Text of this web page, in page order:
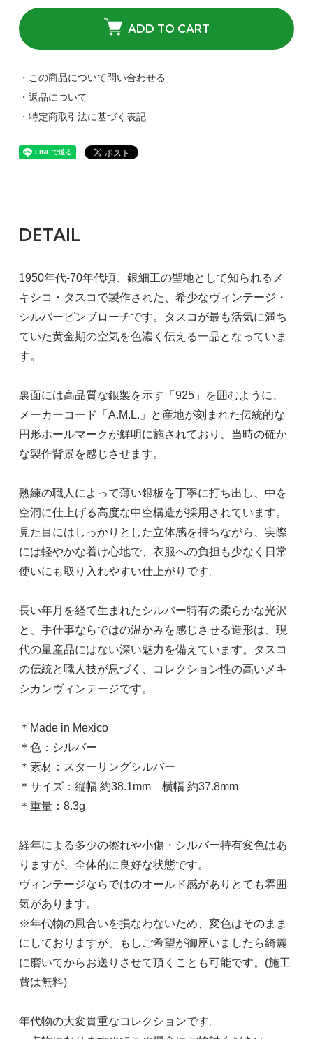
ADD TO CART
・この商品について問い合わせる
・返品について
・特定商取引法に基づく表記
DETAIL
1950年代-70年代頃、銀細工の聖地として知られるメ
キシコ・タスコで製作された、希少なヴィンテージ・
シルバーピンブローチです。タスコが最も活気に満ち
ていた黄金期の空気を色濃く伝える一品となっていま
す。
裏面には高品質な銀製を示す「925」を囲むように、
メーカーコード「A.M.L.」と産地が刻まれた伝統的な
円形ホールマークが鮮明に施されており、当時の確か
な製作背景を感じさせます。
熟練の職人によって薄い銀板を丁寧に打ち出し、中を
空洞に仕上げる高度な中空構造が採用されています。
見た目にはしっかりとした立体感を持ちながら、実際
には軽やかな着け心地で、衣服への負担も少なく日常
使いにも取り入れやすい仕上がりです。
長い年月を経て生まれたシルバー特有の柔らかな光沢
と、手仕事ならではの温かみを感じさせる造形は、現
代の量産品にはない深い魅力を備えています。タスコ
の伝統と職人技が息づく、コレクション性の高いメキ
シカンヴィンテージです。
＊Made in Mexico
＊色：シルバー
＊素材：スターリングシルバー
＊サイズ：縦幅 約38.1mm 横幅 約37.8mm
＊重量：8.3g
経年による多少の擦れや小傷・シルバー特有変色はあ
りますが、全体的に良好な状態です。
ヴィンテージならではのオールド感がありとても雰囲
気があります。
※年代物の風合いを損なわないため、変色はそのまま
にしておりますが、もしご希望が御座いましたら綺麗
に磨いてからお送りさせて頂くことも可能です。(施工
費は無料)
年代物の大変貴重なコレクションです。